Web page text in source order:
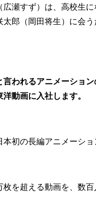
広瀬すず）は、高校生
太郎（岡田将生）に会
言われるアニメーショ
洋動画に入社します。
本初の長編アニメーショ
枚を超える動画を、数